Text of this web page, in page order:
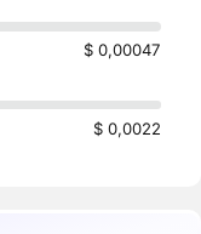
$ 0,00047
$ 0,0022